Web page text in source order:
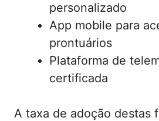
personalizado
App mobile para
prontuários
Plataforma de
certificada
A taxa de adoção destas